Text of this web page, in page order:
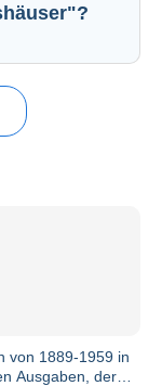
von 1889-1959 in
Ausgaben, der